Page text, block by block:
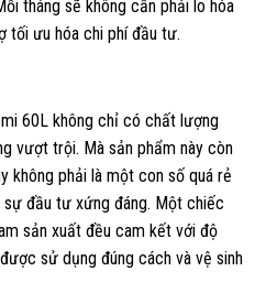
tháng sẽ không cần phải lo hóa
tối ưu hóa chi phí đầu tư.
60L không chỉ có chất lượng
vượt trội. Mà sản phẩm này còn
không phải là một con số quá rẻ
đầu tư xứng đáng. Một chiếc
sản xuất đều cam kết với độ
sử dụng đúng cách và vệ sinh